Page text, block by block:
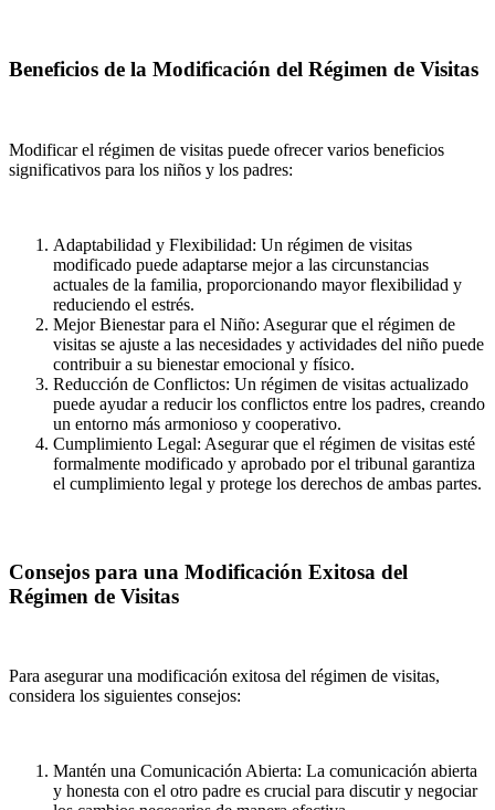
Beneficios de la Modificación del Régimen de Visitas
Modificar el régimen de visitas puede ofrecer varios beneficios
significativos para los niños y los padres:
Adaptabilidad y Flexibilidad: Un régimen de visitas
modificado puede adaptarse mejor a las circunstancias
actuales de la familia, proporcionando mayor flexibilidad y
reduciendo el estrés.
Mejor Bienestar para el Niño: Asegurar que el régimen de
visitas se ajuste a las necesidades y actividades del niño puede
contribuir a su bienestar emocional y físico.
Reducción de Conflictos: Un régimen de visitas actualizado
puede ayudar a reducir los conflictos entre los padres, creando
un entorno más armonioso y cooperativo.
Cumplimiento Legal: Asegurar que el régimen de visitas esté
formalmente modificado y aprobado por el tribunal garantiza
el cumplimiento legal y protege los derechos de ambas partes.
Consejos para una Modificación Exitosa del
Régimen de Visitas
Para asegurar una modificación exitosa del régimen de visitas,
considera los siguientes consejos:
Mantén una Comunicación Abierta: La comunicación abierta
y honesta con el otro padre es crucial para discutir y negociar